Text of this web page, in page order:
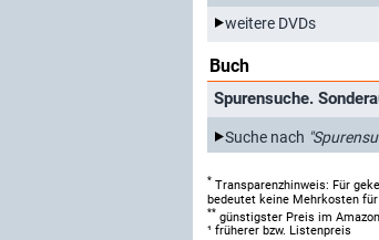
weitere DVDs
Buch
Spurensuche.
Suche nach
* Transparenzhinweis: Für
bedeutet keine Mehrkosten
** günstigster Preis im
¹ früherer bzw. Listenpreis